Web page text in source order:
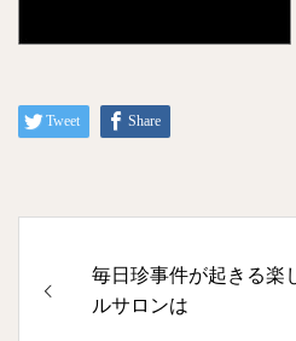
Tweet Share
毎日珍事件が起きる楽
ルサロンは